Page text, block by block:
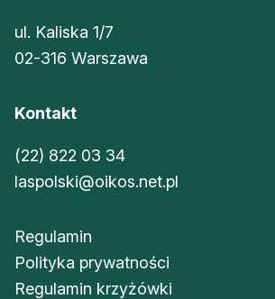
ul. Kaliska 1/7
02-316 Warszawa
Kontakt
(22) 822 03 34
laspolski@oikos.net.pl
Regulamin
Polityka prywatności
Regulamin krzyżówki